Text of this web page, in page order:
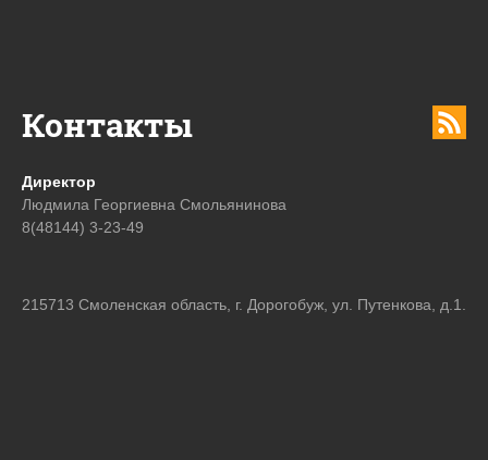
Контакты
Директор
Людмила Георгиевна Смольянинова
8(48144) 3-23-49
215713 Смоленская область, г. Дорогобуж, ул. Путенкова, д.1.